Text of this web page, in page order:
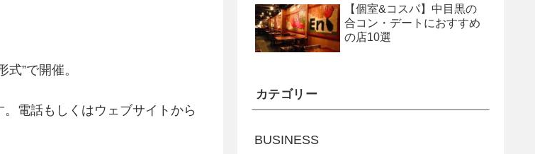
”で開催。
電話もしくはウェブサイトから
【個室&コスパ】中目黒の
合コン・デートにおすすめ
の店10選
カテゴリー
BUSINESS